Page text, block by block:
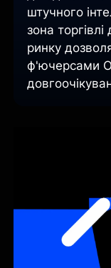
штучного
зона
ринку
ф'ючерсами